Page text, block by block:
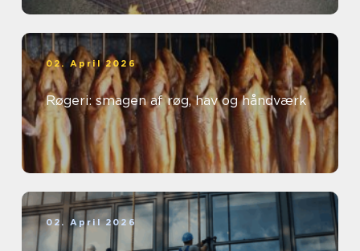
02. April 2026
Røgeri: smagen af røg, hav og håndværk
02. April 2026